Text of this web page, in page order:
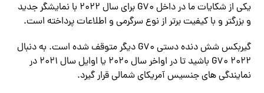
یکی از شکایات ما در داخل G70 برای سال 2022 با نمایشگر جدید
و بزرگتر و با کیفیت برتر از نوع سرگرمی و اطلاعات پرداخته است.
گیربکس شش دنده دستی G70 دیگر متوقف شده است. به دنبال
2022 G70 باشید تا در اواخر سال 2020 یا اوایل سال 2021 در
نمایندگی های جنسیس آمریکای شمالی قرار گیرد.